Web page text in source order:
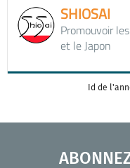
SHIOSAI
Promouvoir
et le Japon
Id de